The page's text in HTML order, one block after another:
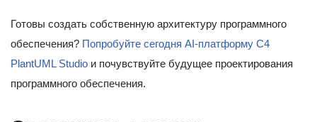
Готовы создать собственную архитектуру программного
обеспечения? Попробуйте сегодня AI-платформу C4
PlantUML Studio и почувствуйте будущее проектирования
программного обеспечения.